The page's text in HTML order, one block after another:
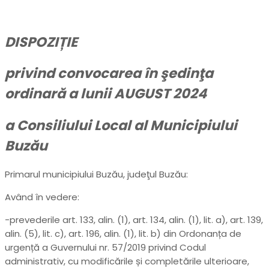
DISPOZIȚIE
privind convocarea în şedinţa
ordinară a lunii AUGUST 2024
a Consiliului Local al Municipiului
Buzău
Primarul municipiului Buzău, judeţul Buzău:
Având în vedere:
-prevederile art. 133, alin. (1), art. 134, alin. (1), lit. a), art. 139,
alin. (5), lit. c), art. 196, alin. (1), lit. b) din Ordonanța de
urgență a Guvernului nr. 57/2019 privind Codul
administrativ, cu modificările și completările ulterioare,